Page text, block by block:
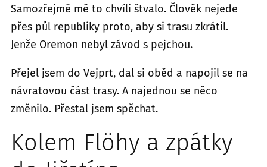
Samozřejmě mě to chvíli štvalo. Člověk nejede
přes půl republiky proto, aby si trasu zkrátil.
Jenže Oremon nebyl závod s pejchou.
Přejel jsem do Vejprt, dal si oběd a napojil se na
návratovou část trasy. A najednou se něco
změnilo. Přestal jsem spěchat.
Kolem Flöhy a zpátky